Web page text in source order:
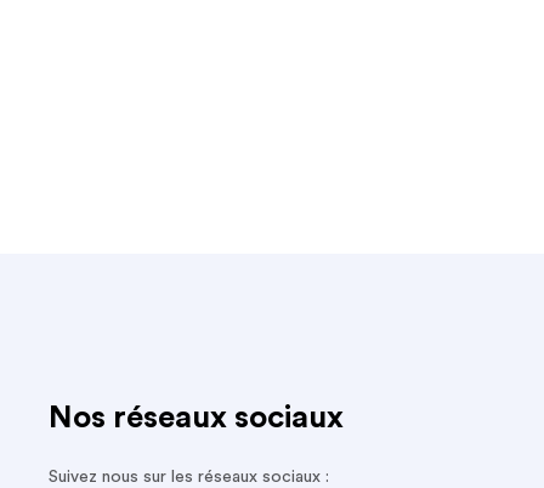
Nos réseaux sociaux
Suivez nous sur les réseaux sociaux :